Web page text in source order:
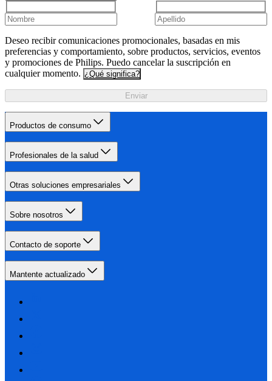
Deseo recibir comunicaciones promocionales, basadas en mis
preferencias y comportamiento, sobre productos, servicios, eventos
y promociones de Philips. Puedo cancelar la suscripción en
cualquier momento. ¿Qué significa?
Enviar
Productos de consumo
Profesionales de la salud
Otras soluciones empresariales
Sobre nosotros
Contacto de soporte
Mantente actualizado